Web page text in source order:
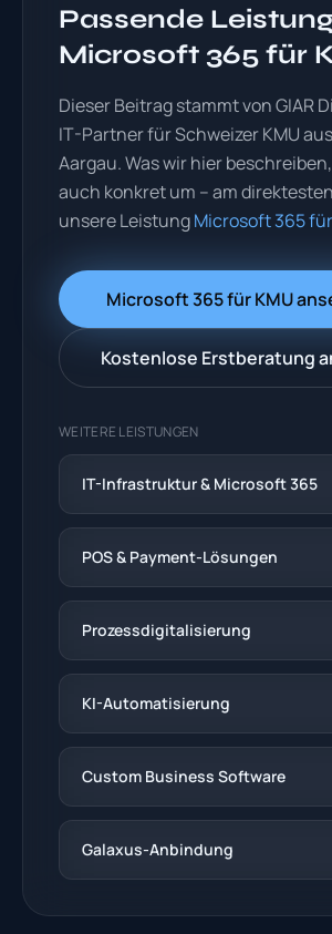
Passende
Microsoft 365 für
Dieser Beitrag stammt von GIAR
IT-Partner für Schweizer KMU
Aargau. Was wir hier
auch konkret um – am
unsere LeistungMicrosoft 365
Microsoft 365 für KMU
Kostenlose Erstberatung
WEITERE LEISTUNGEN
IT-Infrastruktur & Microsoft 365
POS & Payment-Lösungen
Prozessdigitalisierung
KI-Automatisierung
Custom Business Software
Galaxus-Anbindung